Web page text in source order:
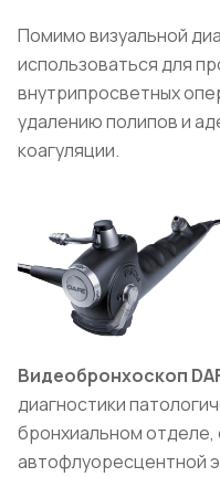
Помимо визуальной
использоваться для
внутрипросветных
удалению полипов и
коагуляции.
Видеобронхоскоп
диагностики
бронхиальном отделе,
автофлуоресцентной